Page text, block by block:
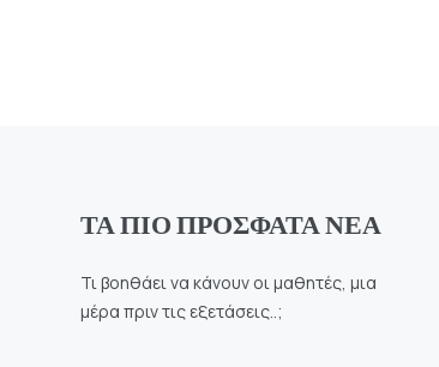
ΤΑ ΠΙΟ ΠΡΟΣΦΑΤΑ ΝΕΑ
Τι βοηθάει να κάνουν οι μαθητές, μια
μέρα πριν τις εξετάσεις..;